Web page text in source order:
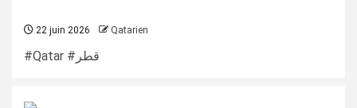
22 juin 2026 Qatarien
#Qatar #قطر